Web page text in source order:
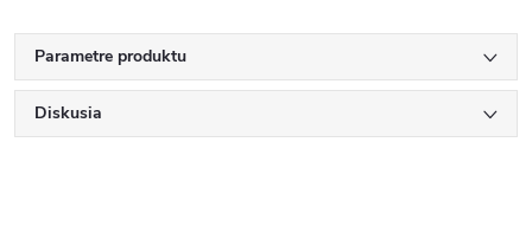
Parametre produktu
Diskusia